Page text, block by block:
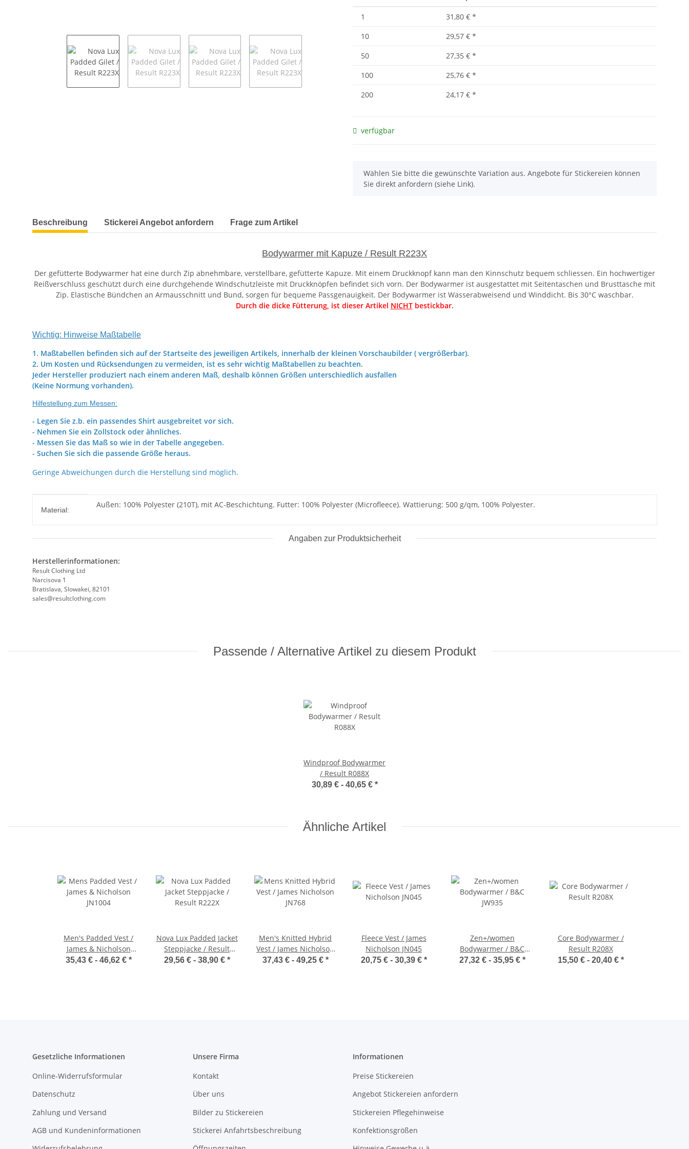
1 31,80 € *
10
29,57 € *
50
27,35 € *
100
25,76 € *
200
24,17 € *
verfügbar
x
Wählen Sie bitte die gewünschte Variation aus. Angebote für Stickereien können
Sie direkt anfordern (siehe Link).
weitere Registerkarten anzeigen
Beschreibung Stickerei Angebot anfordern Frage zum Artikel
Bodywarmer mit Kapuze / Result R223X
Der gefütterte Bodywarmer hat eine durch Zip abnehmbare, verstellbare, gefütterte Kapuze. Mit einem Druckknopf kann man den Kinnschutz bequem schliessen. Ein hochwertiger
Reißverschluss geschützt durch eine durchgehende Windschutzleiste mit Druckknöpfen befindet sich vorn. Der Bodywarmer ist ausgestattet mit Seitentaschen und Brusttasche mit
Zip. Elastische Bündchen an Armausschnitt und Bund, sorgen für bequeme Passgenauigkeit. Der Bodywarmer ist Wasserabweisend und Winddicht. Bis 30°C waschbar.
Durch die dicke Fütterung, ist dieser Artikel NICHTbestickbar.
Wichtig: Hinweise Maßtabelle
1. Maßtabellen befinden sich auf der Startseite des jeweiligen Artikels, innerhalb der kleinen Vorschaubilder ( vergrößerbar).
2. Um Kosten und Rücksendungen zu vermeiden, ist es sehr wichtig Maßtabellen zu beachten.
Jeder Hersteller produziert nach einem anderen Maß, deshalb können Größen unterschiedlich ausfallen
(Keine Normung vorhanden).
Hilfestellung zum Messen:
- Legen Sie z.b. ein passendes Shirt ausgebreitet vor sich.
- Nehmen Sie ein Zollstock oder ähnliches.
- Messen Sie das Maß so wie in der Tabelle angegeben.
- Suchen Sie sich die passende Größe heraus.
Geringe Abweichungen durch die Herstellung sind möglich.
Produkteigenschaft
Material:
Außen: 100% Polyester (210T), mit AC-Beschichtung. Futter: 100% Polyester (Microfleece). Wattierung: 500 g/qm, 100% Polyester.
Angaben zur Produktsicherheit
Herstellerinformationen:
Result Clothing Ltd
Narcisova 1
Bratislava, Slowakei, 82101
sales@resultclothing.com
Passende / Alternative Artikel zu diesem Produkt
Windproof Bodywarmer
/ Result R088X
30,89 € - 40,65 € *
Ähnliche Artikel
Men's Padded Vest /
James & Nicholson
JN1004
35,43 € - 46,62 € *
Nova Lux Padded Jacket
Steppjacke / Result
R222X
29,56 € - 38,90 € *
Men's Knitted Hybrid
Vest / James Nicholson
JN768
37,43 € - 49,25 € *
Fleece Vest / James
Nicholson JN045
20,75 € - 30,39 € *
Zen+/women
Bodywarmer / B&C
JW935
27,32 € - 35,95 € *
Core Bodywarmer /
Result R208X
15,50 € - 20,40 € *
Gesetzliche Informationen
Online-Widerrufsformular
Datenschutz
Zahlung und Versand
AGB und Kundeninformationen
Unsere Firma
Kontakt
Über uns
Bilder zu Stickereien
Stickerei Anfahrtsbeschreibung
Informationen
Preise Stickereien
Angebot Stickereien anfordern
Stickereien Pflegehinweise
Konfektionsgrößen